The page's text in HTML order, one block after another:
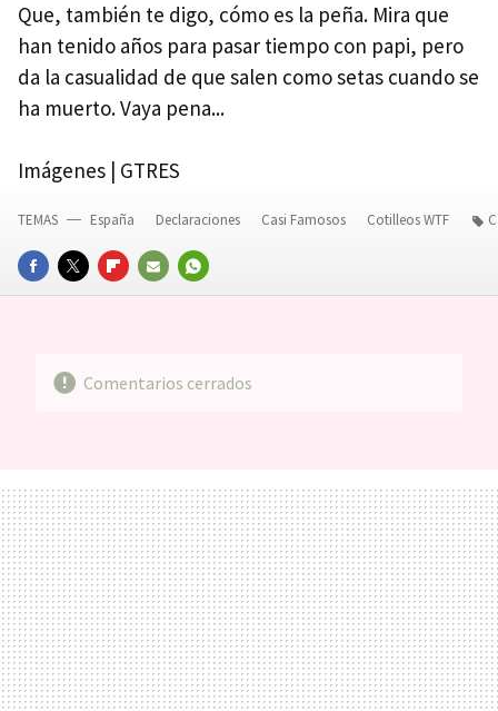
Que, también te digo, cómo es la peña. Mira que
han tenido años para pasar tiempo con papi, pero
da la casualidad de que salen como setas cuando se
ha muerto. Vaya pena...
Imágenes | GTRES
FACEBOOKTWITTERFLIPBOARD
E-
WHATSAPP
TEMAS España Declaraciones Casi Famosos Cotilleos WTF
Comentarios cerrados